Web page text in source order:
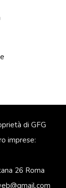
di GFG
imprese:
26 Roma